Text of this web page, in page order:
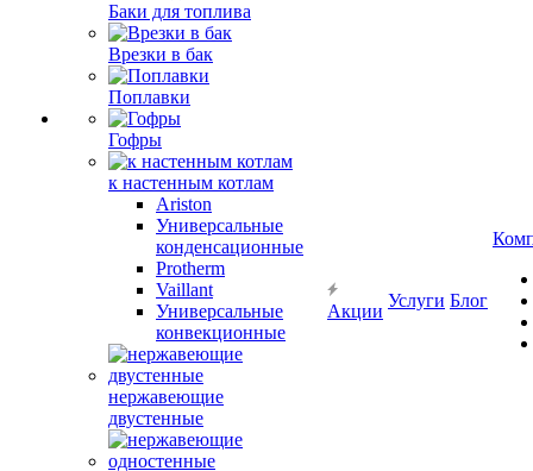
Баки для топлива
Врезки в бак
Поплавки
Гофры
к настенным котлам
Ariston
Универсальные
конденсационные
Protherm
Vaillant
Универсальные
конвекционные
нержавеющие
двустенные
Акции
Услуги Блог